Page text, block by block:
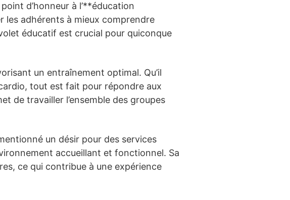
d’honneur à l’**éducation
les adhérents à mieux comprendre
éducatif est crucial pour quiconque
un entraînement optimal. Qu’il
tout est fait pour répondre aux
de travailler l’ensemble des groupes
un désir pour des services
accueillant et fonctionnel. Sa
ce qui contribue à une expérience